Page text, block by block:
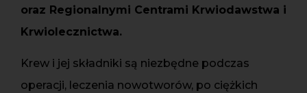
oraz Regionalnymi Centrami Krwiodawstwa i
Krwiolecznictwa.
Krew i jej składniki są niezbędne podczas
operacji, leczenia nowotworów, po ciężkich